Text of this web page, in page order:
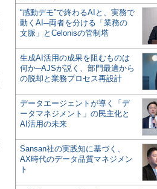
“感動デモ”で終わるAIと、実務で
動くAI─両者を分ける「業務の
文脈」とCelonisの管制塔
生成AI活用の成果を阻むものは
何か─AJSが説く、部門最適から
の脱却と業務プロセス再設計
データエージェントが導く「デ
ータマネジメント」の民主化と
AI活用の未来
Sansan社の実践知に基づく、
AX時代のデータ品質マネジメン
ト